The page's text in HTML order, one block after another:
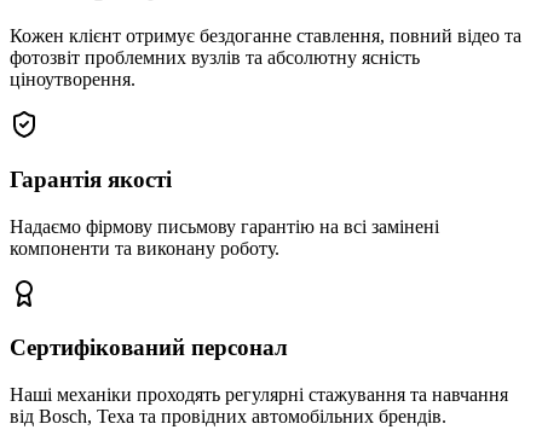
Кожен клієнт отримує бездоганне ставлення, повний відео та
фотозвіт проблемних вузлів та абсолютну ясність
ціноутворення.
Гарантія якості
Надаємо фірмову письмову гарантію на всі замінені
компоненти та виконану роботу.
Сертифікований персонал
Наші механіки проходять регулярні стажування та навчання
від Bosch, Texa та провідних автомобільних брендів.